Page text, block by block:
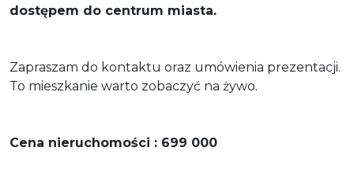
dostępem do centrum miasta.
Zapraszam do kontaktu oraz umówienia prezentacji.
To mieszkanie warto zobaczyć na żywo.
Cena nieruchomości : 699 000